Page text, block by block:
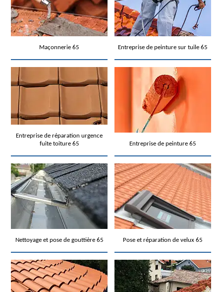
Maçonnerie 65 Entreprise de peinture sur tuile 65
Entreprise de réparation urgence
fuite toiture 65
Entreprise de peinture 65
Nettoyage et pose de gouttière 65 Pose et réparation de velux 65